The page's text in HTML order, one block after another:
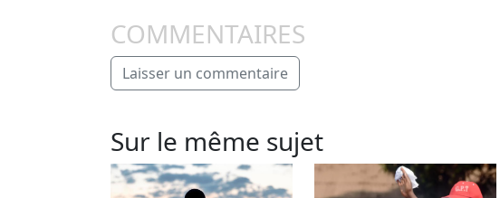
COMMENTAIRES
Laisser un commentaire
Sur le même sujet